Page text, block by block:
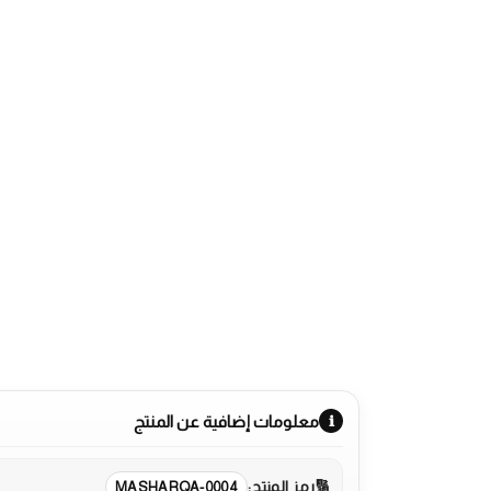
معلومات إضافية عن المنتج
رمز المنتج: MASHARQA-0004